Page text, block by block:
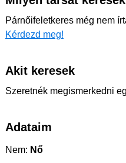
Párnőifeletkeres még nem
Kérdezd meg!
Akit keresek
Szeretnék megismerkedni
Adataim
Nem: Nő